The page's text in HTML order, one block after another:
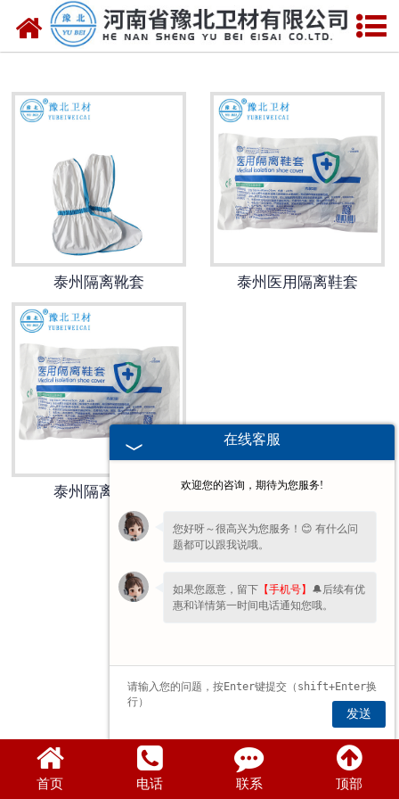
网站首页
泰州医用纱布
泰州无纺布
泰州医用棉签
泰州医用口罩帽
泰州医用鞋套
泰州防护用品
泰州其他卫材
泰州隔离靴套 泰州医用隔离鞋套
泰州隔离鞋套
首页 电话 联系 顶部
在线客服
欢迎您的咨询，期待为您服务!
您好呀～很高兴为您服务！😊 有什么问
题都可以跟我说哦。
如果您愿意，留下 【手机号】 🔔后续有优
惠和详情第一时间电话通知您哦。
发送